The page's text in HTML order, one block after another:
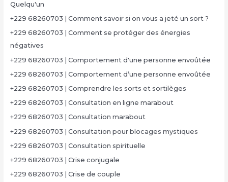
Quelqu'un
+229 68260703 | Comment savoir si on vous a jeté un sort ?
+229 68260703 | Comment se protéger des énergies
négatives
+229 68260703 | Comportement d'une personne envoûtée
+229 68260703 | Comportement d’une personne envoûtée
+229 68260703 | Comprendre les sorts et sortilèges
+229 68260703 | Consultation en ligne marabout
+229 68260703 | Consultation marabout
+229 68260703 | Consultation pour blocages mystiques
+229 68260703 | Consultation spirituelle
+229 68260703 | Crise conjugale
+229 68260703 | Crise de couple